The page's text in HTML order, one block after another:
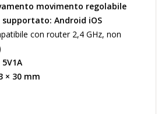
movimento regolabile
supportato: Android iOS
con router 2,4 GHz, non
5V1A
× 30 mm